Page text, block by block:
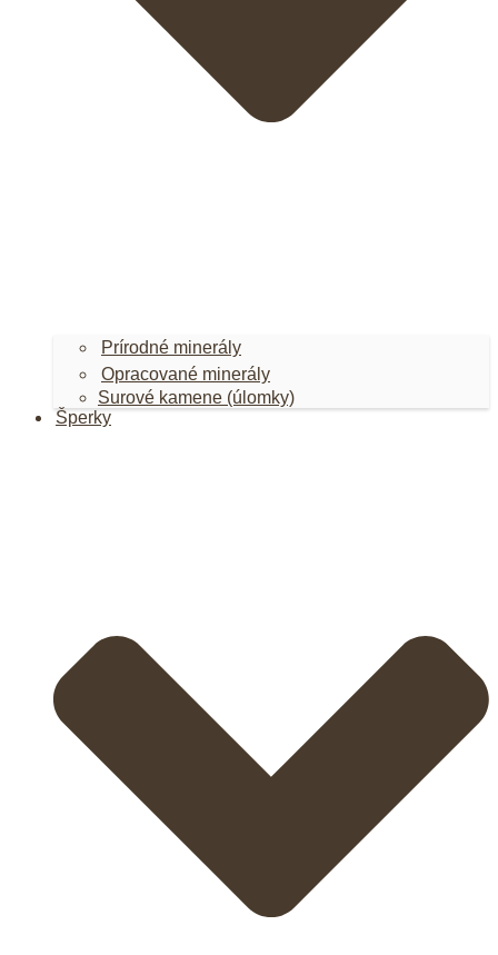
Prírodné minerály
Opracované minerály
Surové kamene (úlomky)
Šperky